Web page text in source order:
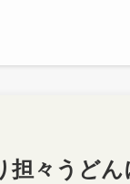
担々うど